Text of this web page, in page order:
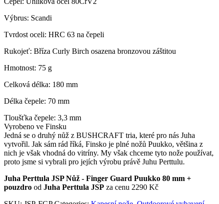
Výbrus: Scandi
Tvrdost oceli: HRC 63 na čepeli
Rukojeť: Bříza Curly Birch osazena bronzovou záštitou
Hmotnost: 75 g
Celková délka: 180 mm
Délka čepele: 70 mm
Tloušťka čepele: 3,3 mm
Vyrobeno ve Finsku
Jedná se o druhý nůž z BUSHCRAFT tria, které pro nás Juha
vytvořil. Jak sám rád říká, Finsko je plné nožů Puukko, většina z
nich je však vhodná do vitríny. My však chceme tyto nože používat,
proto jsme si vybrali pro jejích výrobu právě Juhu Perttulu.
Juha Perttula JSP Nůž - Finger Guard Puukko 80 mm +
pouzdro od Juha Perttula JSP za cenu 2290 Kč